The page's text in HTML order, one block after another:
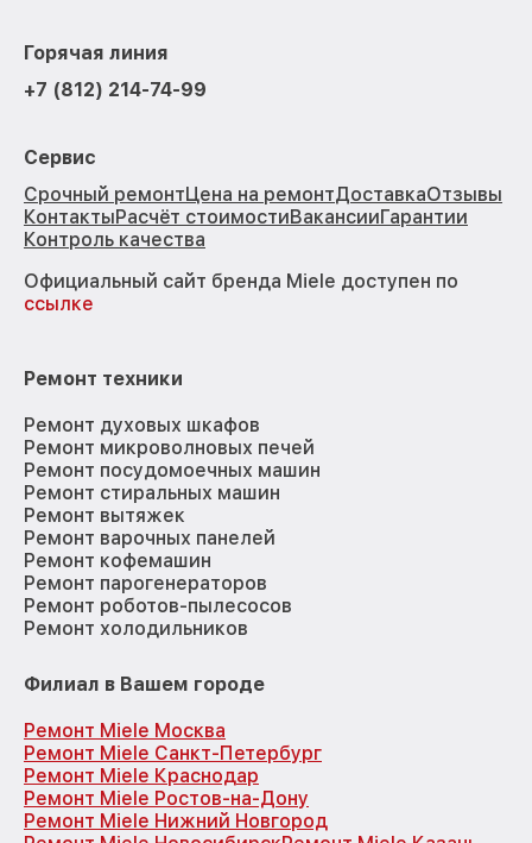
Горячая линия
+7 (812) 214-74-99
Сервис
Срочный ремонтЦена на ремонтДоставкаОтзывы
КонтактыРасчёт стоимостиВакансииГарантии
Контроль качества
Официальный сайт бренда Miele доступен по
ссылке
Ремонт техники
Ремонт духовых шкафов
Ремонт микроволновых печей
Ремонт посудомоечных машин
Ремонт стиральных машин
Ремонт вытяжек
Ремонт варочных панелей
Ремонт кофемашин
Ремонт парогенераторов
Ремонт роботов-пылесосов
Ремонт холодильников
Филиал в Вашем городе
Ремонт Miele Москва
Ремонт Miele Санкт-Петербург
Ремонт Miele Краснодар
Ремонт Miele Ростов-на-Дону
Ремонт Miele Нижний Новгород